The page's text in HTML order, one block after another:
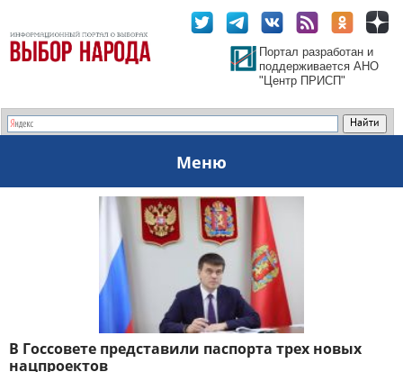
Портал разработан и
поддерживается АНО
"Центр ПРИСП"
Меню
В Госсовете представили паспорта трех новых
нацпроектов